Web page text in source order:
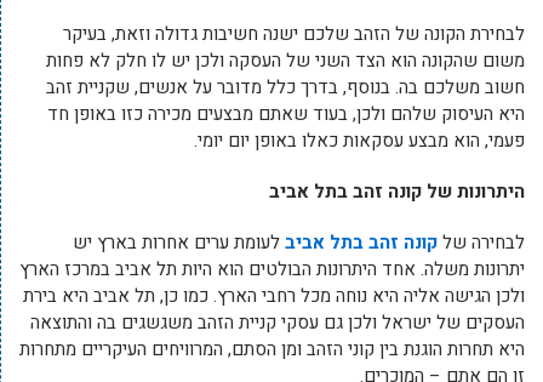
לבחירת הקונה של הזהב שלכם ישנה חשיבות גדולה וזאת, בעיקר
משום שהקונה הוא הצד השני של העסקה ולכן יש לו חלק לא פחות
חשוב משלכם בה. בנוסף, בדרך כלל מדובר על אנשים, שקניית זהב
היא העיסוק שלהם ולכן, בעוד שאתם מבצעים מכירה כזו באופן חד
פעמי, הוא מבצע עסקאות כאלו באופן יום יומי.
היתרונות של קונה זהב בתל אביב
לבחירה שלקונה זהב בתל אביבלעומת ערים אחרות בארץ יש
יתרונות משלה. אחד היתרונות הבולטים הוא היות תל אביב במרכז הארץ
ולכן הגישה אליה היא נוחה מכל רחבי הארץ. כמו כן, תל אביב היא בירת
העסקים של ישראל ולכן גם עסקי קניית הזהב משגשגים בה והתוצאה
היא תחרות הוגנת בין קוני הזהב ומן הסתם, המרוויחים העיקריים מתחרות
זו הם אתם – המוכרים.